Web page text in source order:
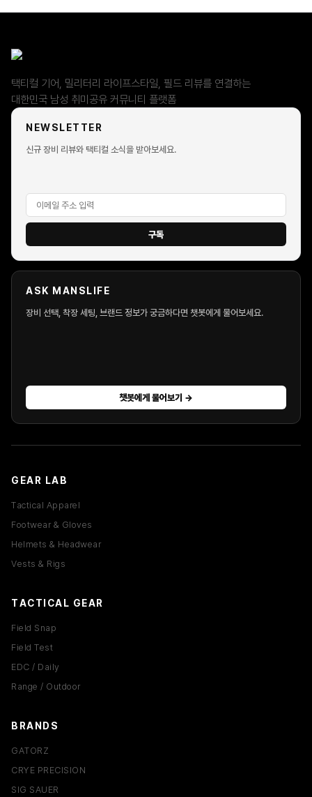
택티컬 기어, 밀리터리 라이프스타일, 필드 리뷰를 연결하는
대한민국 남성 취미공유 커뮤니티 플랫폼
NEWSLETTER
신규 장비 리뷰와 택티컬 소식을 받아보세요.
구독
ASK MANSLIFE
장비 선택, 착장 세팅, 브랜드 정보가 궁금하다면 챗봇에게 물어보세요.
챗봇에게 물어보기 →
GEAR LAB
Tactical Apparel
Footwear & Gloves
Helmets & Headwear
Vests & Rigs
TACTICAL GEAR
Field Snap
Field Test
EDC / Daily
Range / Outdoor
BRANDS
GATORZ
CRYE PRECISION
SIG SAUER